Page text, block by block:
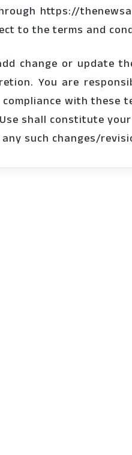
https://
to the terms and
change or update
You are
with these
shall constitute
such changes/